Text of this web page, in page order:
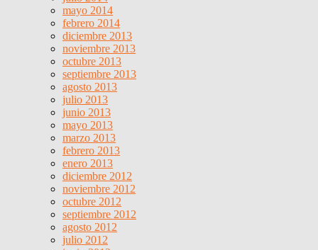
mayo 2014
febrero 2014
diciembre 2013
noviembre 2013
octubre 2013
septiembre 2013
agosto 2013
julio 2013
junio 2013
mayo 2013
marzo 2013
febrero 2013
enero 2013
diciembre 2012
noviembre 2012
octubre 2012
septiembre 2012
agosto 2012
julio 2012